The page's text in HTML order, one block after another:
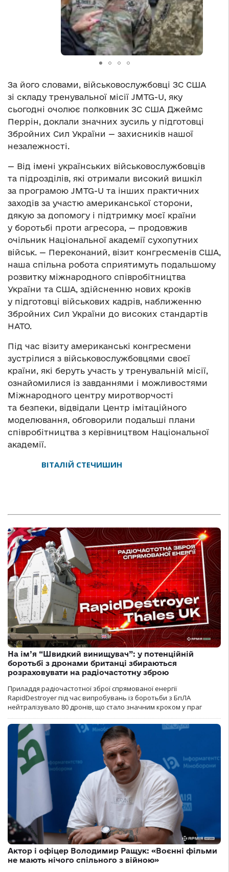
За його словами, військовослужбовці ЗС США
зі складу тренувальної місії JMTG-U, яку
сьогодні очолює полковник ЗС США Джеймс
Перрін, доклали значних зусиль у підготовці
Збройних Сил України — захисників нашої
незалежності.
— Від імені українських військовослужбовців
та підрозділів, які отримали високий вишкіл
за програмою JMTG-U та інших практичних
заходів за участю американської сторони,
дякую за допомогу і підтримку моєї країни
у боротьбі проти агресора, — продовжив
очільник Національної академії сухопутних
військ. — Переконаний, візит конгресменів США,
наша спільна робота сприятимуть подальшому
розвитку міжнародного співробітництва
України та США, здійсненню нових кроків
у підготовці військових кадрів, наближенню
Збройних Сил України до високих стандартів
НАТО.
Під час візиту американські конгресмени
зустрілися з військовослужбовцями своєї
країни, які беруть участь у тренувальній місії,
ознайомилися із завданнями і можливостями
Міжнародного центру миротворчості
та безпеки, відвідали Центр імітаційного
моделювання, обговорили подальші плани
співробітництва з керівництвом Національної
академії.
ВІТАЛІЙ СТЕЧИШИН
На ім’я “Швидкий винищувач”: у потенційній
боротьбі з дронами британці збираються
розраховувати на радіочастотну зброю
Приладдя радіочастотної зброї спрямованої енергії
RapidDestroyer під час випробувань із боротьби з БпЛА
нейтралізувало 80 дронів, що стало значним кроком у праг
Актор і офіцер Володимир Ращук: «Воєнні фільми
не мають нічого спільного з війною»